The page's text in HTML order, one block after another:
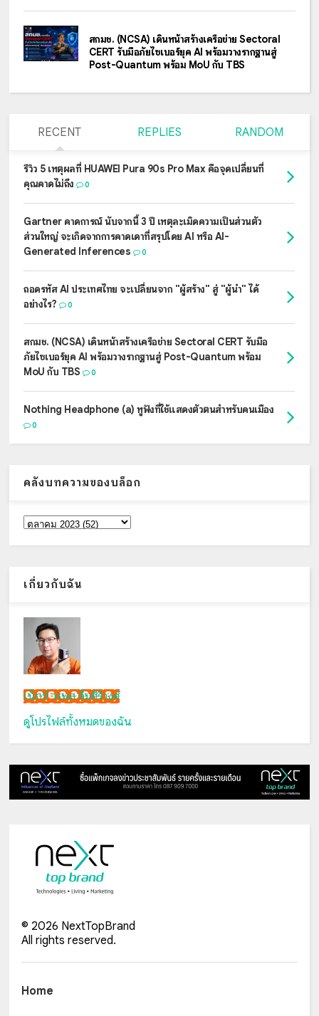
สกมช. (NCSA) เดินหน้าสร้างเครือข่าย Sectoral
CERT รับมือภัยไซเบอร์ยุค AI พร้อมวางรากฐานสู่
Post-Quantum พร้อม MoU กับ TBS
RECENT REPLIES RANDOM
รีวิว 5 เหตุผลที่ HUAWEI Pura 90s Pro Max คือจุดเปลี่ยนที่
คุณคาดไม่ถึง
0
Gartner คาดการณ์ นับจากนี้ 3 ปี เหตุละเมิดความเป็นส่วนตัว
ส่วนใหญ่ จะเกิดจากการคาดเดาที่สรุปโดย AI หรือ AI-
Generated Inferences
0
ถอดรหัส AI ประเทศไทย จะเปลี่ยนจาก "ผู้สร้าง" สู่ "ผู้นำ" ได้
อย่างไร?
0
สกมช. (NCSA) เดินหน้าสร้างเครือข่าย Sectoral CERT รับมือ
ภัยไซเบอร์ยุค AI พร้อมวางรากฐานสู่ Post-Quantum พร้อม
MoU กับ TBS
0
Nothing Headphone (a) หูฟังที่ใช้แสดงตัวตนสำหรับคนเมือง
0
คลังบทความของบล็อก
เกี่ยวกับฉัน
เน็กซ์ วรพล ลิ่มศิริวงศ์
ดูโปรไฟล์ทั้งหมดของฉัน
© 2026 NextTopBrand
All rights reserved.
Home